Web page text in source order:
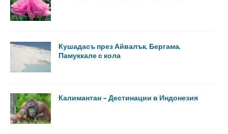
Кушадасъ през Айвалък, Бергама,
Памуккале с кола
Калимантан – Дестинации в Индонезия